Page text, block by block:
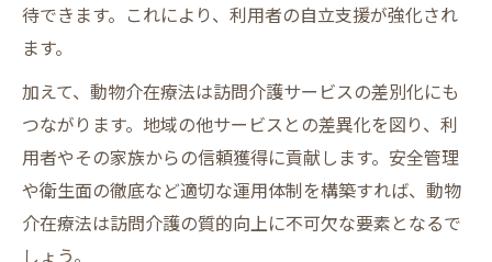
待できます。これにより、利用者の自立支援が強化され
ます。
加えて、動物介在療法は訪問介護サービスの差別化にも
つながります。地域の他サービスとの差異化を図り、利
用者やその家族からの信頼獲得に貢献します。安全管理
や衛生面の徹底など適切な運用体制を構築すれば、動物
介在療法は訪問介護の質的向上に不可欠な要素となるで